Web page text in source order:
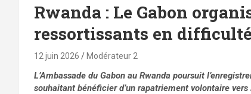
Rwanda : Le Gabon
ressortissants en difficulté
12 juin 2026 Modérateur 2
L’Ambassade du Gabon au Rwanda poursuit
souhaitant bénéficier d’un rapatriement volontaire